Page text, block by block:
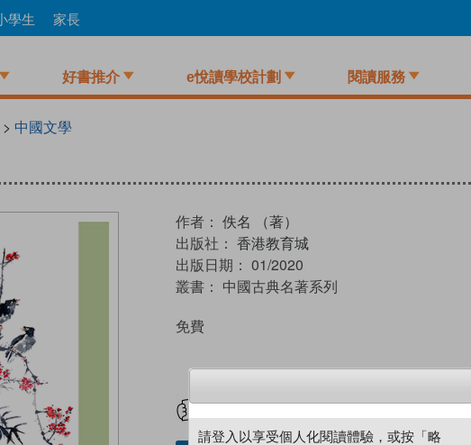
學生 家長
好書推介 e悅讀學校計劃 閱讀服務
> 中國文學
作者： 佚名 （著）
出版社： 香港教育城
出版日期： 01/2020
叢書： 中國古典名著系列
免費
請登入以享受個人化閱讀體驗，或按「略